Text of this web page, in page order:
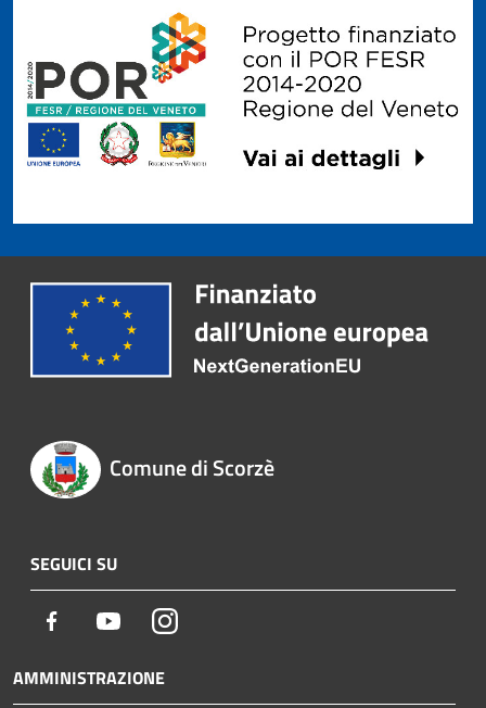
Comune di Scorzè
SEGUICI SU
Facebook YoutubeInstagram
AMMINISTRAZIONE